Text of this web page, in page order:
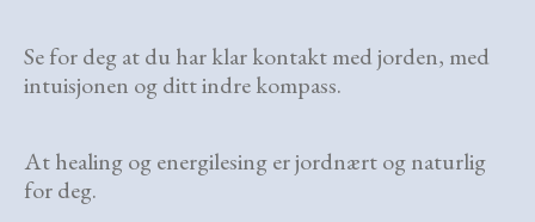
Se for deg at du har klar kontakt med jorden, med
intuisjonen og ditt indre kompass.
At healing og energilesing er jordnært og naturlig
for deg.